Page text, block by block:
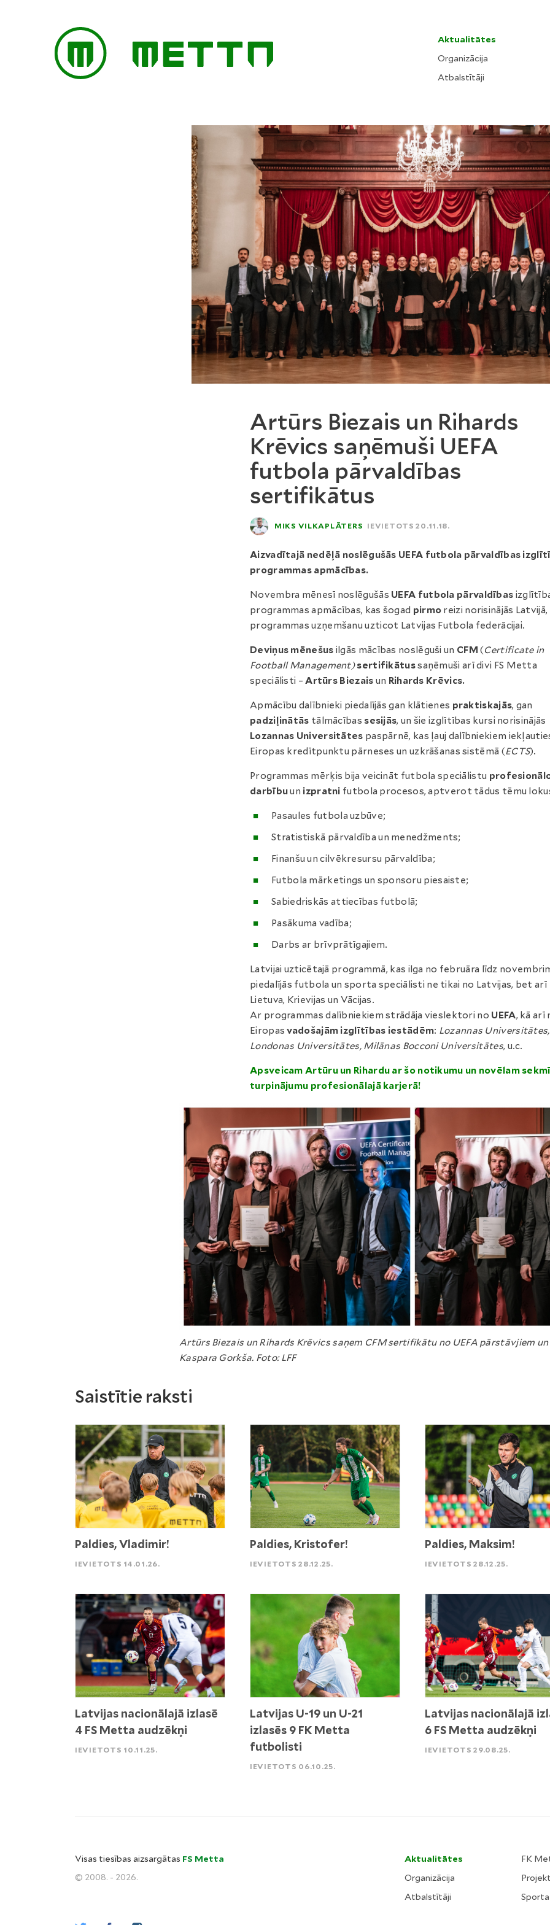
Aktualitātes
Organizācija
Atbalstītāji
Artūrs Biezais un Rihards
Krēvics saņēmuši UEFA
futbola pārvaldības
sertifikātus
MIKS VILKAPLĀTERS IEVIETOTS 20.11.18.
Aizvadītajā nedēļā noslēgušās UEFA futbola pārvaldības
programmas apmācības.
Novembra mēnesī noslēgušās UEFA futbola pārvaldības
programmas apmācības, kas šogad pirmo reizi norisinājās Latvijā,
programmas uzņemšanu uzticot Latvijas Futbola federācijai.
Deviņus mēnešus ilgās mācības noslēguši un CFM (Certificate in
Football Management)sertifikātussaņēmuši arī divi FS Metta
speciālisti –Artūrs Biezais un Rihards Krēvics.
Apmācību dalībnieki piedalījās gan klātienes praktiskajās, gan
padziļinātās tālmācības sesijās, un šie izglītības kursi norisinājās
Lozannas Universitātes paspārnē, kas ļauj dalībniekiem
Eiropas kredītpunktu pārneses un uzkrāšanas sistēmā (ECTS).
Programmas mērķis bija veicināt futbola speciālistu
darbībuun izpratni futbola procesos, aptverot tādus tēmu
Pasaules futbola uzbūve;
Stratistiskā pārvaldība un menedžments;
Finanšu un cilvēkresursu pārvaldība;
Futbola mārketings un sponsoru piesaiste;
Sabiedriskās attiecības futbolā;
Pasākuma vadība;
Darbs ar brīvprātīgajiem.
Latvijai uzticētajā programmā, kas ilga no februāra līdz
piedalījās futbola un sporta speciālisti ne tikai no Latvijas, bet arī
Lietuva, Krievijas un Vācijas.
Ar programmas dalībniekiem strādāja vieslektori no UEFA, kā arī
Eiropasvadošajām izglītības iestādēm: Lozannas Universitātes,
Londonas Universitātes, Milānas Bocconi Universitātes, u.c.
Apsveicam Artūru un Rihardu ar šo notikumu un novēlam
turpinājumu profesionālajā karjerā!
Artūrs Biezais un Rihards Krēvics saņem CFM sertifikātu no UEFA pārstāvjiem un
Kaspara Gorkša. Foto: LFF
Saistītie raksti
Paldies, Vladimir!
IEVIETOTS 14.01.26.
Paldies, Kristofer!
IEVIETOTS 28.12.25.
Paldies, Maksim!
IEVIETOTS 28.12.25.
Latvijas nacionālajā izlasē
4 FS Metta audzēkņi
IEVIETOTS 10.11.25.
Latvijas U-19 un U-21
izlasēs 9 FK Metta
futbolisti
IEVIETOTS 06.10.25.
Latvijas nacionālajā
6 FS Metta audzēkņi
IEVIETOTS 29.08.25.
Visas tiesības aizsargātas FS Metta
© 2008. - 2026.
Aktualitātes
Organizācija
Atbalstītāji
FK
Sporta